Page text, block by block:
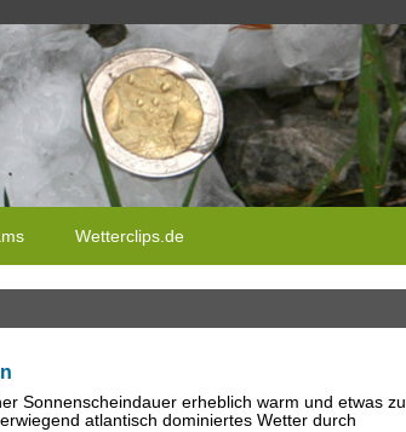
Wetterclips.de
Sonnenscheindauer erheblich warm und etwas zu
atlantisch dominiertes Wetter durch